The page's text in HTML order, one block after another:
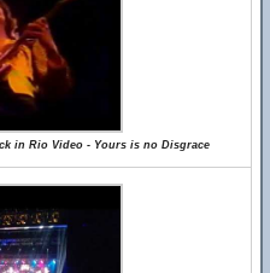
in Rio Video - Yours is no Disgrace